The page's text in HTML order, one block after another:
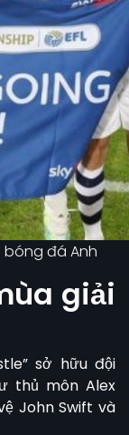
bóng đá Anh
giải
sở hữu đội
thủ môn Alex
John Swift và